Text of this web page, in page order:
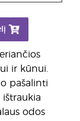
ir kūnui.
pašalinti
ištraukia
odos